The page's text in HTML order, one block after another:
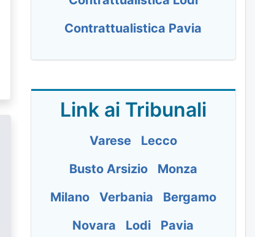
Contrattualistica Pavia
Link ai Tribunali
Varese
Lecco
Busto Arsizio
Monza
Milano
Verbania
Bergamo
Novara
Lodi Pavia